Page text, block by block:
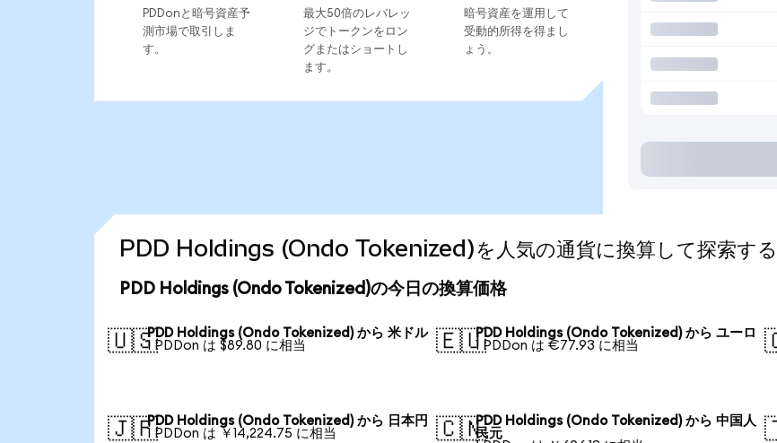
PDDonと暗号資産予
測市場で取引しま
す。
最大50倍のレバレッ
ジでトークンをロン
グまたはショートし
ます。
暗号資産を運用して
受動的所得を得まし
ょう。
PDD Holdings (Ondo Tokenized)を人気の通貨に換算して探索する
PDD Holdings (Ondo Tokenized)の今日の換算価格
🇺🇸PDD Holdings (Ondo Tokenized) から 米ドル
1 PDDon は $89.80 に相当
🇪🇺PDD Holdings (Ondo Tokenized) から ユーロ
1 PDDon は €77.93 に相当
🇯🇵PDD Holdings (Ondo Tokenized) から 日本円
1 PDDon は ￥14,224.75 に相当
🇨🇳PDD Holdings (Ondo Tokenized) から 中国人
民元